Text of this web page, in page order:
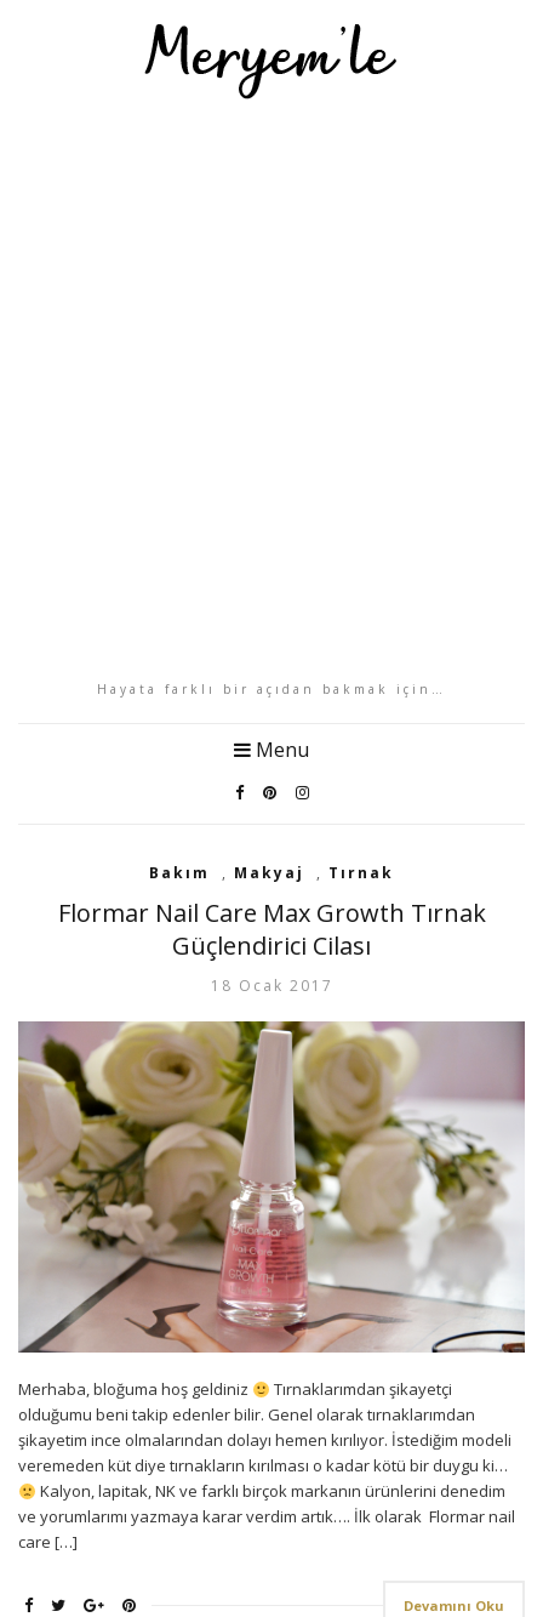
Hayata farklı bir açıdan bakmak için…
Menu
Bakım , Makyaj , Tırnak
Flormar Nail Care Max Growth Tırnak
Güçlendirici Cilası
18 Ocak 2017
Merhaba, bloğuma hoş geldiniz
Tırnaklarımdan şikayetçi
olduğumu beni takip edenler bilir. Genel olarak tırnaklarımdan
şikayetim ince olmalarından dolayı hemen kırılıyor. İstediğim modeli
veremeden küt diye tırnakların kırılması o kadar kötü bir duygu ki…
Kalyon, lapitak, NK ve farklı birçok markanın ürünlerini denedim
ve yorumlarımı yazmaya karar verdim artık…. İlk olarak Flormar nail
care […]
Devamını Oku